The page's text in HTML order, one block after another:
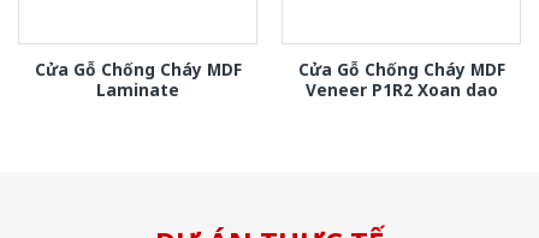
Cửa Gỗ Chống Cháy MDF
Laminate
Cửa Gỗ Chống Cháy MDF
Veneer P1R2 Xoan dao